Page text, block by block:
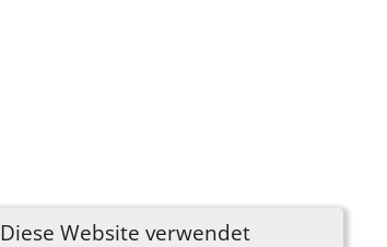
Diese Website verwendet